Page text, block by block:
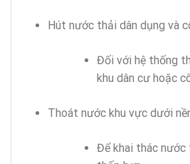
Hút nước thải dân dụng và
Đối với hệ thống
khu dân cư hoặc
Thoát nước khu vực dưới
Để khai thác nước